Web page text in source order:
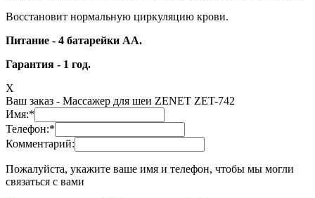
Восстановит нормальную циркуляцию крови.
Питание - 4 батарейки АА.
Гарантия - 1 год.
X
Ваш заказ - Массажер для шеи ZENET ZET-742
Имя:*
Телефон:*
Комментарий:
Пожалуйста, укажите ваше имя и телефон, чтобы мы могли
связаться с вами